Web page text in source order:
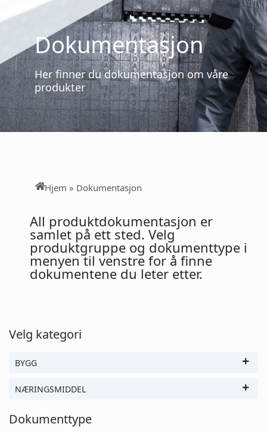
Dokumentasjon
Her finner du dokumentasjon om våre
produkter
Hjem » Dokumentasjon
All produktdokumentasjon er
samlet på ett sted. Velg
produktgruppe og dokumenttype i
menyen til venstre for å finne
dokumentene du leter etter.
Velg kategori
BYGG
NÆRINGSMIDDEL
Dokumenttype